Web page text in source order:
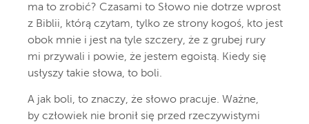
ma to zrobić? Czasami to Słowo nie dotrze wprost
z Biblii, którą czytam, tylko ze strony kogoś, kto jest
obok mnie i jest na tyle szczery, że z grubej rury
mi przywali i powie, że jestem egoistą. Kiedy się
usłyszy takie słowa, to boli.
A jak boli, to znaczy, że słowo pracuje. Ważne,
by człowiek nie bronił się przed rzeczywistymi